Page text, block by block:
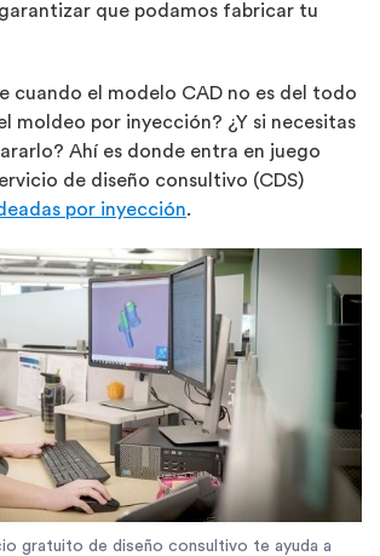
que podamos fabricar tu
cuando el modelo CAD no es del todo
moldeo por inyección? ¿Y si necesitas
Ahí es donde entra en juego
de diseño consultivo (CDS)
por inyección.
gratuito de diseño consultivo te ayuda a